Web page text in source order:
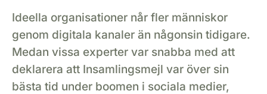
Ideella organisationer når fler människor
genom digitala kanaler än någonsin tidigare.
Medan vissa experter var snabba med att
deklarera att Insamlingsmejl var över sin
bästa tid under boomen i sociala medier,